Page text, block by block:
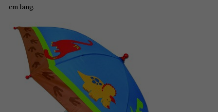
cm lang.